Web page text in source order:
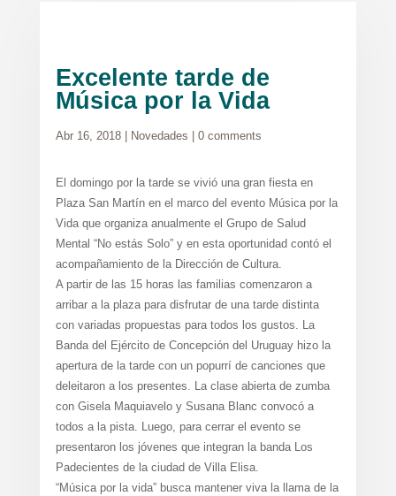
Excelente tarde de
Música por la Vida
Abr 16, 2018| Novedades 0 comments
El domingo por la tarde se vivió una gran fiesta en
Plaza San Martín en el marco del evento Música por la
Vida que organiza anualmente el Grupo de Salud
Mental “No estás Solo” y en esta oportunidad contó el
acompañamiento de la Dirección de Cultura.
A partir de las 15 horas las familias comenzaron a
arribar a la plaza para disfrutar de una tarde distinta
con variadas propuestas para todos los gustos. La
Banda del Ejército de Concepción del Uruguay hizo la
apertura de la tarde con un popurrí de canciones que
deleitaron a los presentes. La clase abierta de zumba
con Gisela Maquiavelo y Susana Blanc convocó a
todos a la pista. Luego, para cerrar el evento se
presentaron los jóvenes que integran la banda Los
Padecientes de la ciudad de Villa Elisa.
“Música por la vida” busca mantener viva la llama de la